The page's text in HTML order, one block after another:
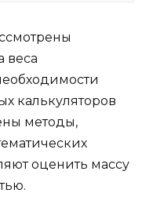
веса
калькуляторов
методы,
оценить массу